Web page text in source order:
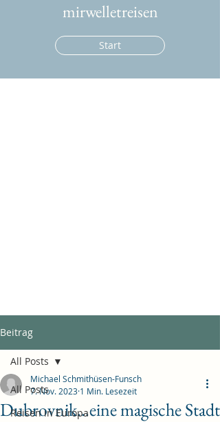
mirwelletreisen
Start
Beitrag
All Posts
Reisen in Europa
All Posts
Dubrovnik…eine magische Stadt
Michael Schmithüsen-Funsch
7. Nov. 2023 1 Min. Lesezeit